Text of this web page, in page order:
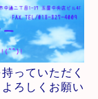
っていただく
ろしくお願い